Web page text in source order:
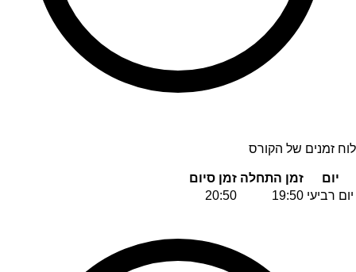
לוח זמנים של הקורס
יום זמן התחלה זמן סיום
יום רביעי 19:50
20:50